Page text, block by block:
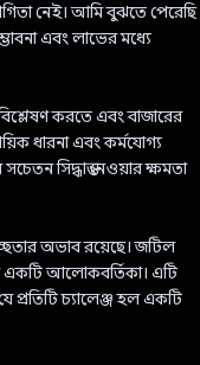
নেই। আমি বুঝতে পেরেছি
এবং লাভের মধ্যে
করতে এবং বাজারের
ধারনা এবং কর্মযোগ্য
সচেতন সিদ্ধান্ত নেওয়ার ক্ষমতা
অভাব রয়েছে। জটিল
একটি আলোকবর্তিকা। এটি
চ্যালেঞ্জ হল একটি